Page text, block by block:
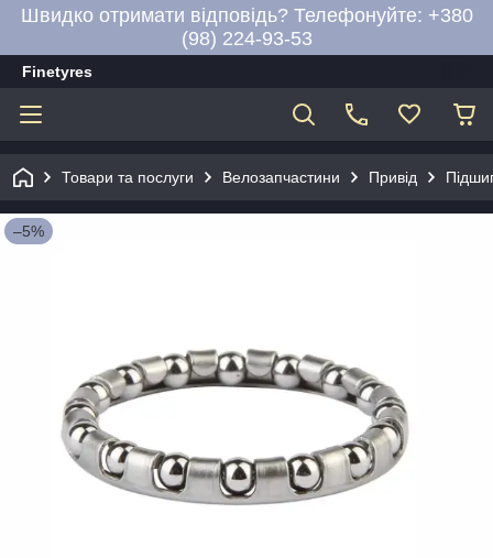
Швидко отримати відповідь? Телефонуйте: +380
(98) 224-93-53
Finetyres
Товари та послуги Велозапчастини Привід
–5%